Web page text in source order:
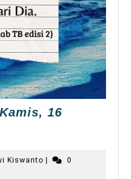
16
Kiswanto Lewi
0